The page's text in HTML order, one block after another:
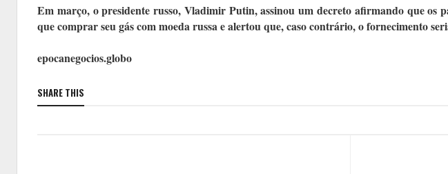
Em março, o presidente russo, Vladimir Putin, assinou um decreto afirmando que os
que comprar seu gás com moeda russa e alertou que, caso contrário, o fornecimento
epocanegocios.globo
SHARE THIS